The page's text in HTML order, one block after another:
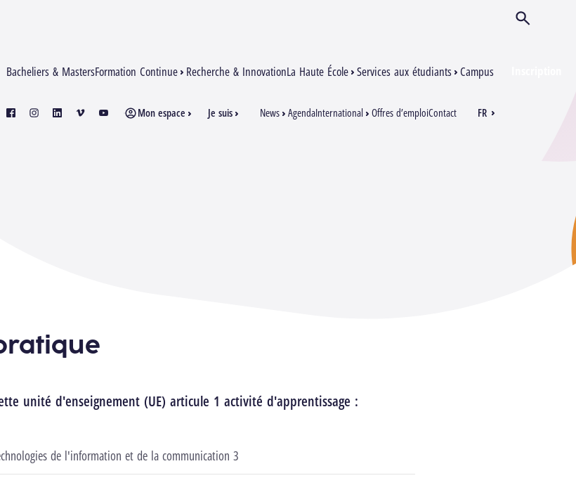
Bacheliers & MastersFormation Continue Recherche & InnovationLa Haute École Services aux étudiants Campus
Mon espace Je suis News AgendaInternational Offres d’emploiContact
facebookinstagramlinkedinvimeo youtube
FR
Ouvrir/
unité d'enseignement (UE) articule 1 activité d'apprentissage :
de l'information et de la communication 3